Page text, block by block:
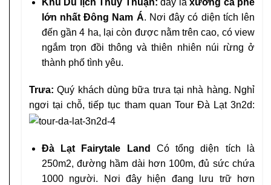
lớn nhất Đông Nam Á. Nơi đây có diện tích lên
đến gần 4 ha, lại còn được nằm trên cao, có view
ngắm trọn đồi thông và thiên nhiên núi rừng ở
thành phố tình yêu.
Trưa: Quý khách dùng bữa trưa tại nhà hàng. Nghỉ
ngơi tại chỗ, tiếp tục tham quan Tour Đà Lạt 3n2d:
Đà Lạt Fairytale Land
Có tổng diện tích là
250m2, đường hầm dài hơn 100m, đủ sức chứa
1000 người. Nơi đây hiện đang lưu trữ hơn